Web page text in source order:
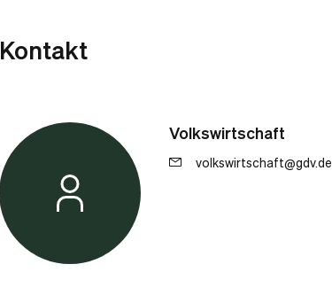
Kontakt
Volkswirtschaft
volkswirtschaft@gdv.de